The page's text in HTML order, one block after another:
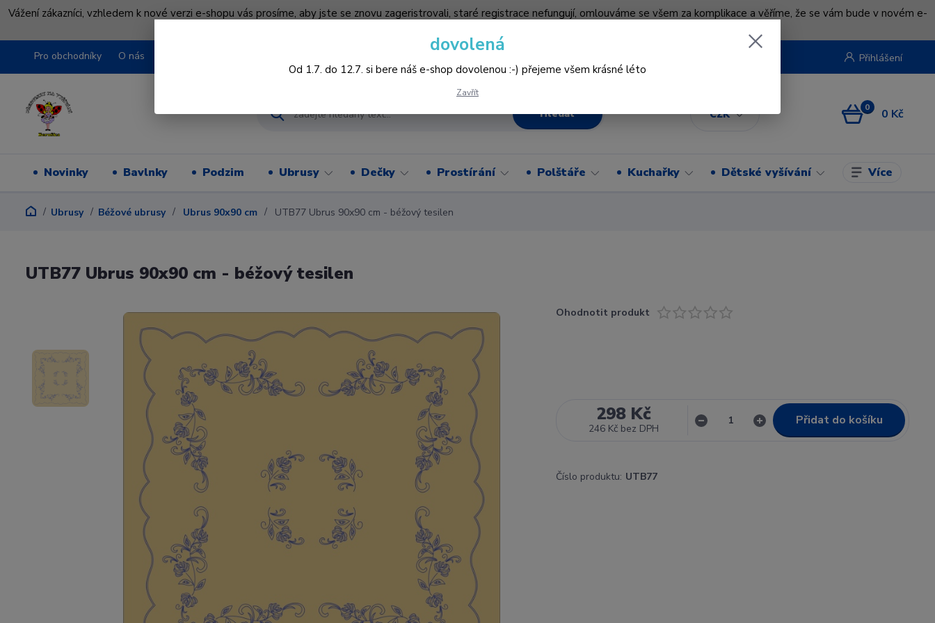
Vážení zákazníci, vzhledem k nové verzi e-shopu vás prosíme, aby jste se znovu zageristrovali, staré registrace nefungují, omlouváme se všem za komplikace a věříme, že se vám bude v novém e-
Pro obchodníky O nás
CZK
Přihlášení
Hledat 0 0 Kč
Novinky Bavlnky Podzim Ubrusy Dečky Prostírání Polštáře Kuchařky Dětské vyšívání Více
Ubrusy Béžové ubrusy Ubrus 90x90 cm UTB77 Ubrus 90x90 cm - béžový tesilen
UTB77 Ubrus 90x90 cm - béžový tesilen
Ohodnotit produkt
298 Kč
246 Kč bez DPH
Přidat do košíku
Číslo produktu: UTB77
dovolená
Od 1.7. do 12.7. si bere náš e-shop dovolenou :-) přejeme všem krásné léto
Zavřít